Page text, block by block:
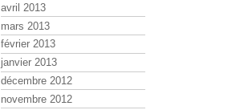
avril 2013
mars 2013
février 2013
janvier 2013
décembre 2012
novembre 2012